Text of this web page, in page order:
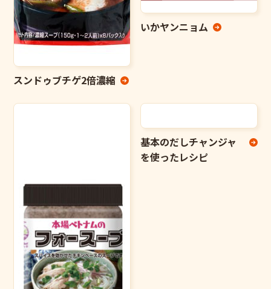
スンドゥブチゲ2倍濃縮
いかヤンニョム
基本のだしチャンジャ
を使ったレシピ